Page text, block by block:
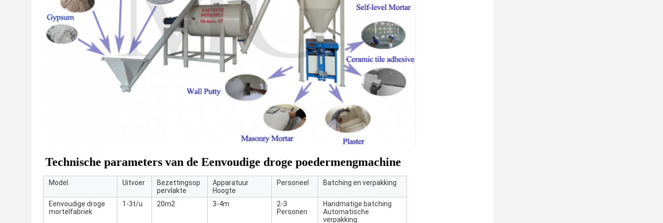
Technische parameters van de Eenvoudige droge poedermengmachine
Model Uitvoer
Bezettingsop
pervlakte
Apparatuur
Hoogte
Personeel Batching en verpakking
Eenvoudige droge
mortelfabriek
1-3t/u 20m2 3-4m
2-3
Personen
Handmatige batching
Automatische
verpakking